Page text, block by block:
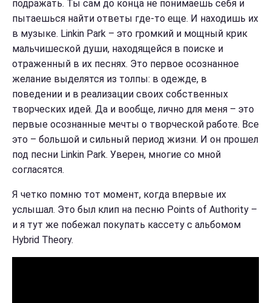
подражать. Ты сам до конца не понимаешь себя и
пытаешься найти ответы где-то еще. И находишь их
в музыке. Linkin Park – это громкий и мощный крик
мальчишеской души, находящейся в поиске и
отраженный в их песнях. Это первое осознанное
желание выделятся из толпы: в одежде, в
поведении и в реализации своих собственных
творческих идей. Да и вообще, лично для меня – это
первые осознанные мечты о творческой работе. Все
это – большой и сильный период жизни. И он прошел
под песни Linkin Park. Уверен, многие со мной
согласятся.
Я четко помню тот момент, когда впервые их
услышал. Это был клип на песню Points of Authority –
и я тут же побежал покупать кассету с альбомом
Hybrid Theory.